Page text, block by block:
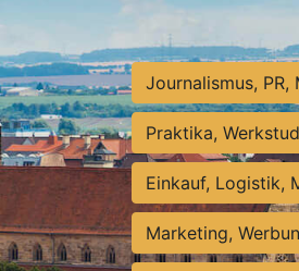
Journalismus, PR,
Praktika,
Einkauf, Logistik,
Marketing,